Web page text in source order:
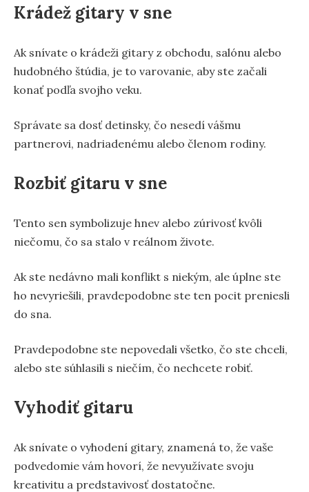
Krádež gitary v sne
Ak snívate o krádeži gitary z obchodu, salónu alebo
hudobného štúdia, je to varovanie, aby ste začali
konať podľa svojho veku.
Správate sa dosť detinsky, čo nesedí vášmu
partnerovi, nadriadenému alebo členom rodiny.
Rozbiť gitaru v sne
Tento sen symbolizuje hnev alebo zúrivosť kvôli
niečomu, čo sa stalo v reálnom živote.
Ak ste nedávno mali konflikt s niekým, ale úplne ste
ho nevyriešili, pravdepodobne ste ten pocit preniesli
do sna.
Pravdepodobne ste nepovedali všetko, čo ste chceli,
alebo ste súhlasili s niečím, čo nechcete robiť.
Vyhodiť gitaru
Ak snívate o vyhodení gitary, znamená to, že vaše
podvedomie vám hovorí, že nevyužívate svoju
kreativitu a predstavivosť dostatočne.